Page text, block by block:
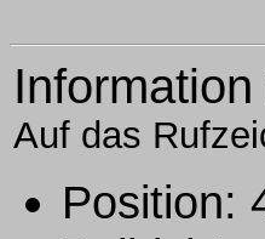
Information
Auf das
Position: